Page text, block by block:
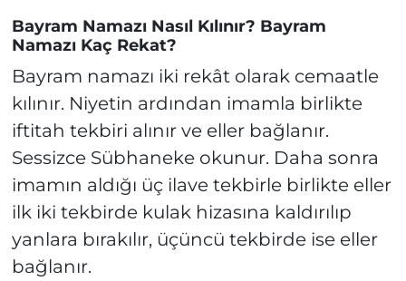
Bayram Namazı Nasıl Kılınır? Bayram
Namazı Kaç Rekat?
Bayram namazı iki rekât olarak cemaatle
kılınır. Niyetin ardından imamla birlikte
iftitah tekbiri alınır ve eller bağlanır.
Sessizce Sübhaneke okunur. Daha sonra
imamın aldığı üç ilave tekbirle birlikte eller
ilk iki tekbirde kulak hizasına kaldırılıp
yanlara bırakılır, üçüncü tekbirde ise eller
bağlanır.